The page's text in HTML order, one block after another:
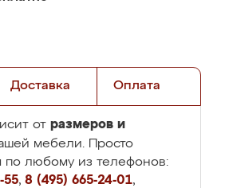
Доставка Оплата
от размеров и
мебели. Просто
по любому из телефонов:
55, 8 (495) 665-24-01,